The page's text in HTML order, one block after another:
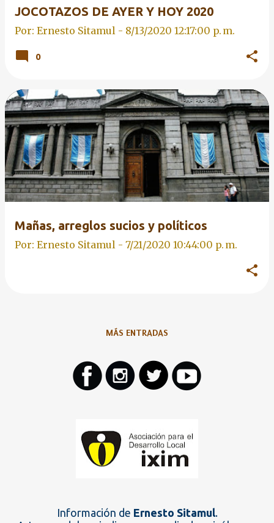
JOCOTAZOS DE AYER Y HOY 2020
Por: Ernesto Sitamul - 8/13/2020 12:17:00 p. m.
0
Mañas, arreglos sucios y políticos
Por: Ernesto Sitamul - 7/21/2020 10:44:00 p. m.
MÁS ENTRADAS
Información de Ernesto Sitamul.